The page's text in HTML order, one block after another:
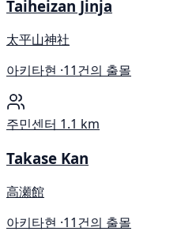
Taiheizan Jinja
太平山神社
아키타현 ·11건의 출몰
주민센터 1.1 km
Takase Kan
高瀬館
아키타현 ·11건의 출몰